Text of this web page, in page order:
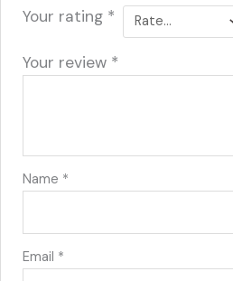
Your rating *
Your review *
Name *
Email *